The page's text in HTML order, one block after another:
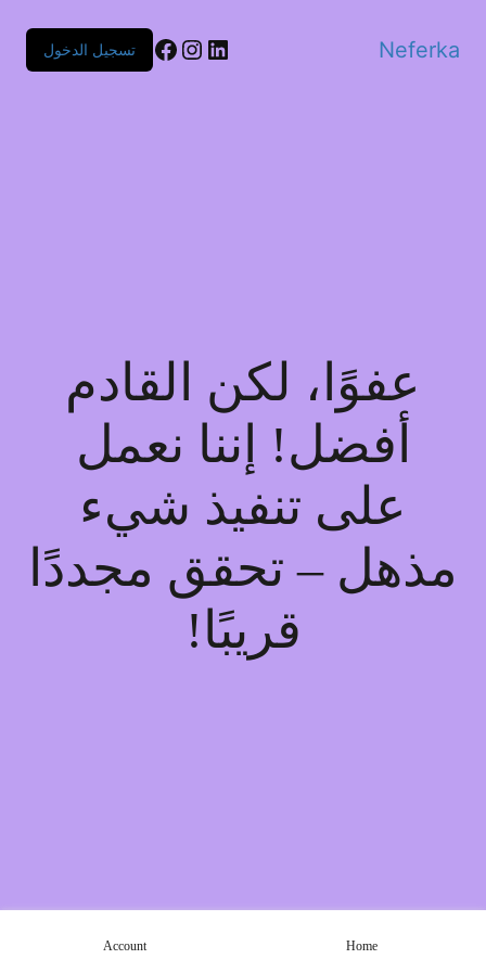
Neferka
LinkedIn
Instagram
Facebook
تسجيل الدخول
عفوًا، لكن القادم
أفضل! إننا نعمل
على تنفيذ شيء
مذهل – تحقق مجددًا
قريبًا!
Home
Account